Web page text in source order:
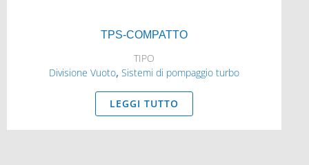
TPS-COMPATTO
TIPO
Divisione Vuoto, Sistemi di pompaggio turbo
LEGGI TUTTO